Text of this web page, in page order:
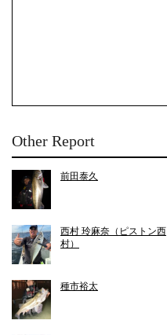
Other Report
前田泰久
西村 玲麻奈（ピストン西
村）
種市裕太